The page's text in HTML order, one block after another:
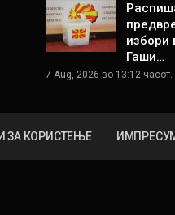
избори
Гаши…
7 Aug, 2026 во 13:12 часот.
ЗА КОРИСТЕЊЕ